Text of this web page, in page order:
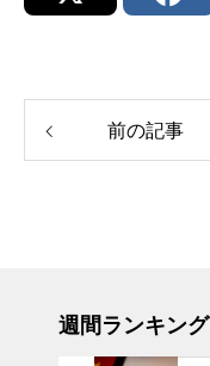
前の記事
週間ランキング